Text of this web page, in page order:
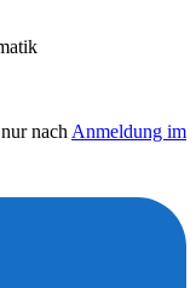
nach Anmeldung im